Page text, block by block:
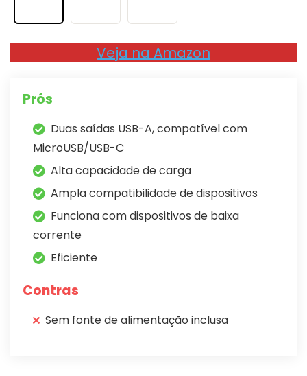
Veja na Amazon
Prós
Duas saídas USB-A, compatível com
MicroUSB/USB-C
Alta capacidade de carga
Ampla compatibilidade de dispositivos
Funciona com dispositivos de baixa
corrente
Eficiente
Contras
Sem fonte de alimentação inclusa